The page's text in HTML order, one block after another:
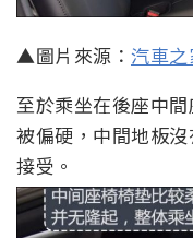
▲圖片來源： 汽車之
至於乘坐在後座中
被偏硬，中間地板
接受。